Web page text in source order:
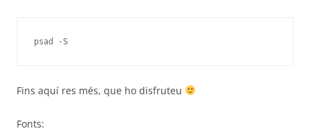
psad -S
Fins aquí res més, que ho disfruteu
Fonts: